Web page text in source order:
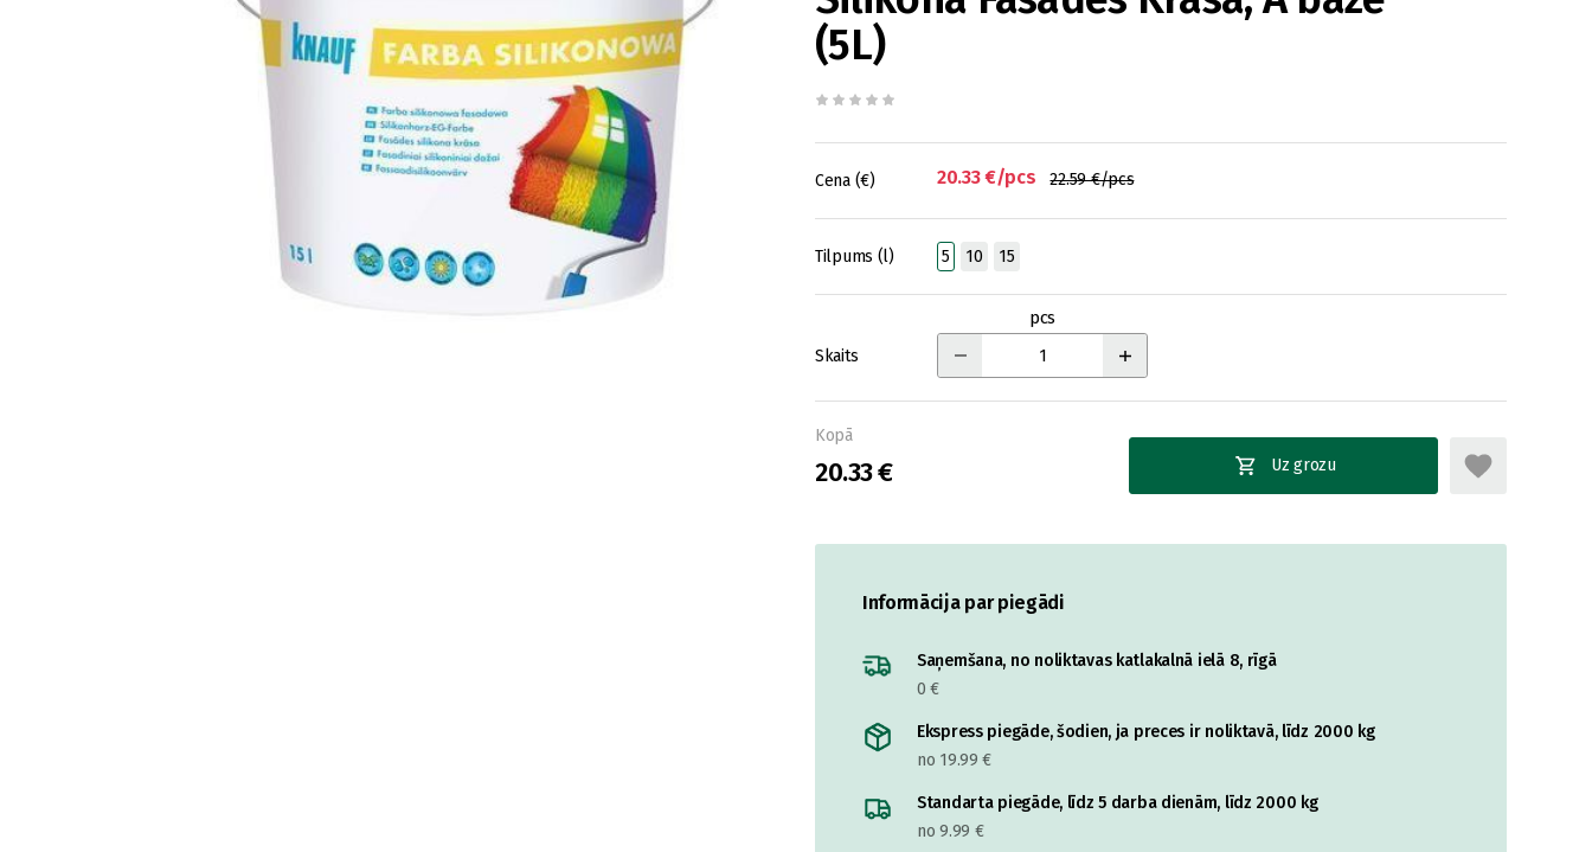
(5L)
Cena (€) 22.59 €/pcs
20.33 €/pcs
Tilpums (l) 5 10 15
Skaits
pcs
Kopā
20.33 € Uz grozu
Informācija par piegādi
Saņemšana, no noliktavas katlakalnā ielā 8, rīgā
0 €
Ekspress piegāde, šodien, ja preces ir noliktavā, līdz 2000 kg
no 19.99 €
Standarta piegāde, līdz 5 darba dienām, līdz 2000 kg
no 9.99 €